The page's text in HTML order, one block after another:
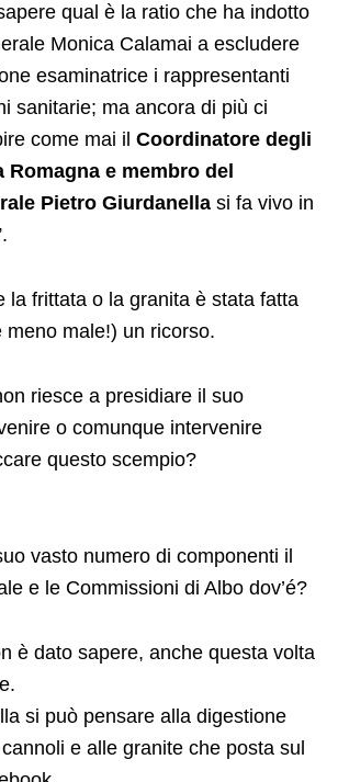
qual è la ratio che ha indotto
Monica Calamai a escludere
esaminatrice i rappresentanti
sanitarie; ma ancora di più ci
come mai il Coordinatore degli
Romagna e membro del
Pietro Giurdanella si fa vivo in
la frittata o la granita è stata fatta
meno male!) un ricorso.
riesce a presidiare il suo
o comunque intervenire
questo scempio?
vasto numero di componenti il
e le Commissioni di Albo dov’é?
è dato sapere, anche questa volta
si può pensare alla digestione
e alle granite che posta sul